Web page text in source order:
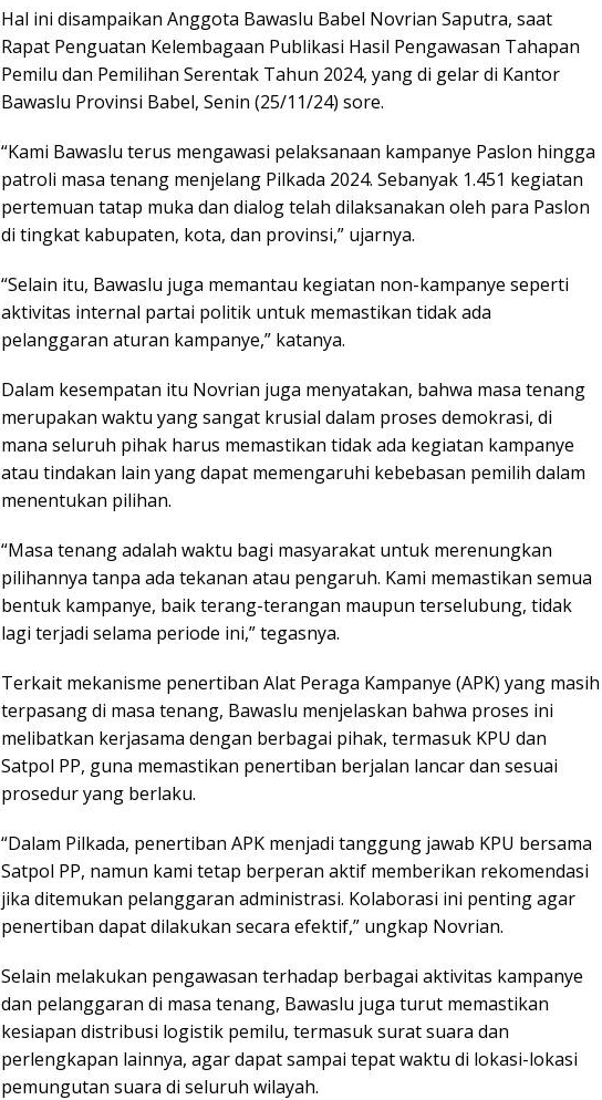
Hal ini disampaikan Anggota Bawaslu Babel Novrian Saputra, saat
Rapat Penguatan Kelembagaan Publikasi Hasil Pengawasan Tahapan
Pemilu dan Pemilihan Serentak Tahun 2024, yang di gelar di Kantor
Bawaslu Provinsi Babel, Senin (25/11/24) sore.
“Kami Bawaslu terus mengawasi pelaksanaan kampanye Paslon hingga
patroli masa tenang menjelang Pilkada 2024. Sebanyak 1.451 kegiatan
pertemuan tatap muka dan dialog telah dilaksanakan oleh para Paslon
di tingkat kabupaten, kota, dan provinsi,” ujarnya.
“Selain itu, Bawaslu juga memantau kegiatan non-kampanye seperti
aktivitas internal partai politik untuk memastikan tidak ada
pelanggaran aturan kampanye,” katanya.
Dalam kesempatan itu Novrian juga menyatakan, bahwa masa tenang
merupakan waktu yang sangat krusial dalam proses demokrasi, di
mana seluruh pihak harus memastikan tidak ada kegiatan kampanye
atau tindakan lain yang dapat memengaruhi kebebasan pemilih dalam
menentukan pilihan.
“Masa tenang adalah waktu bagi masyarakat untuk merenungkan
pilihannya tanpa ada tekanan atau pengaruh. Kami memastikan semua
bentuk kampanye, baik terang-terangan maupun terselubung, tidak
lagi terjadi selama periode ini,” tegasnya.
Terkait mekanisme penertiban Alat Peraga Kampanye (APK) yang masih
terpasang di masa tenang, Bawaslu menjelaskan bahwa proses ini
melibatkan kerjasama dengan berbagai pihak, termasuk KPU dan
Satpol PP, guna memastikan penertiban berjalan lancar dan sesuai
prosedur yang berlaku.
“Dalam Pilkada, penertiban APK menjadi tanggung jawab KPU bersama
Satpol PP, namun kami tetap berperan aktif memberikan rekomendasi
jika ditemukan pelanggaran administrasi. Kolaborasi ini penting agar
penertiban dapat dilakukan secara efektif,” ungkap Novrian.
Selain melakukan pengawasan terhadap berbagai aktivitas kampanye
dan pelanggaran di masa tenang, Bawaslu juga turut memastikan
kesiapan distribusi logistik pemilu, termasuk surat suara dan
perlengkapan lainnya, agar dapat sampai tepat waktu di lokasi-lokasi
pemungutan suara di seluruh wilayah.